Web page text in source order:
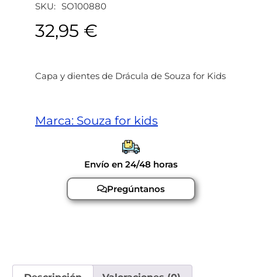
SKU: SO100880
32,95 €
Capa y dientes de Drácula de Souza for Kids
Marca: Souza for kids
Envío en 24/48 horas
Pregúntanos